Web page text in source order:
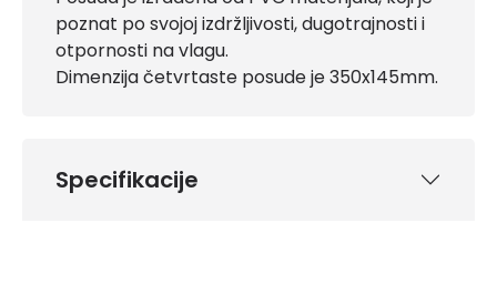
poznat po svojoj izdržljivosti, dugotrajnosti i
otpornosti na vlagu.
Dimenzija četvrtaste posude je 350x145mm.
Specifikacije